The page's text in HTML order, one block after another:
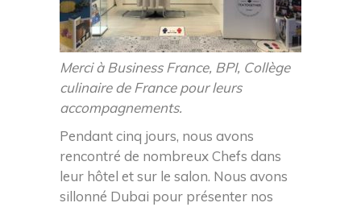
Merci à Business France, BPI, Collège
culinaire de France pour leurs
accompagnements.
Pendant cinq jours, nous avons
rencontré de nombreux Chefs dans
leur hôtel et sur le salon. Nous avons
sillonné Dubai pour présenter nos